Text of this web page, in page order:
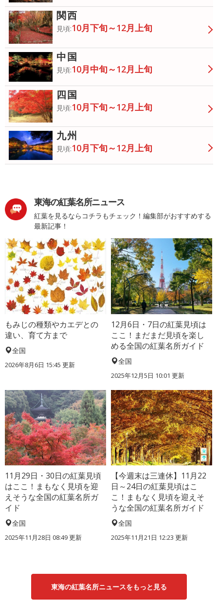
関西
見頃:10月下旬～12月上旬
中国
見頃:10月中旬～12月上旬
四国
見頃:10月下旬～12月上旬
九州
見頃:10月下旬～12月上旬
東海の紅葉名所ニュース
紅葉を見るならコチラもチェック！編集部がおすすめする
最新記事！
もみじの種類やカエデとの
違い、育て方まで
全国
2026年8月6日 15:45 更新
12月6日・7日の紅葉見頃は
ここ！まだまだ見頃を楽し
める全国の紅葉名所ガイド
全国
2025年12月5日 10:01 更新
11月29日・30日の紅葉見頃
はここ！まもなく見頃を迎
えそうな全国の紅葉名所ガ
イド
全国
2025年11月28日 08:49 更新
【今週末は三連休】11月22
日～24日の紅葉見頃はこ
こ！まもなく見頃を迎えそ
うな全国の紅葉名所ガイド
全国
2025年11月21日 12:23 更新
東海の紅葉名所ニュースをもっと見る